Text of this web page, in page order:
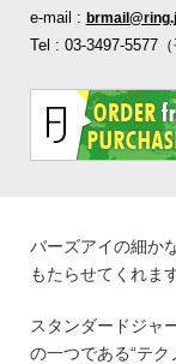
e-mail :
Tel : 03-3497-5577
バーズアイの細か
もたらせてくれます
スタンダードジャ
の一つである“テ